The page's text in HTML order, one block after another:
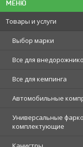
Товары и услуги
Выбор марки
Все для
Все для кемпинга
Автомобильные
Универсальные
комплектующие